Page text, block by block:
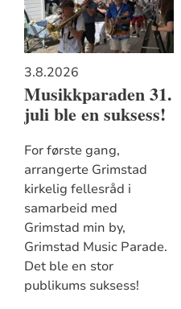
3.8.2026
Musikkparaden 31.
juli ble en suksess!
For første gang,
arrangerte Grimstad
kirkelig fellesråd i
samarbeid med
Grimstad min by,
Grimstad Music Parade.
Det ble en stor
publikums suksess!